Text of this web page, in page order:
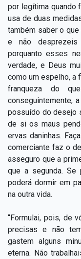
por legítima quando
usa de duas
também saber o
e não
porquanto esses
verdade, e Deus
como um espelho, a
franqueza do
conseguintemente,
possuído do desejo
de si os maus
ervas daninhas.
comerciante faz o
asseguro que a
que a segunda.
poderá dormir em
na outra vida.
“Formulai, pois, de
precisas e não
gastem alguns
eterna. Não